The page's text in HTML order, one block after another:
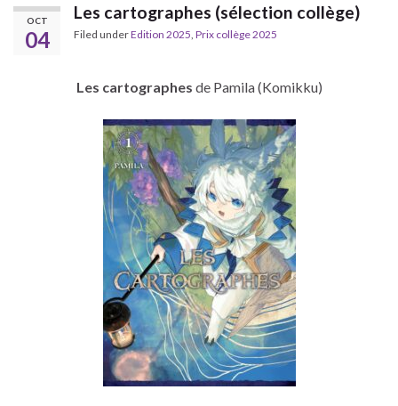
OCT
04
Les cartographes (sélection collège)
Filed underEdition 2025 Prix collège 2025
Les cartographes de Pamila (Komikku)